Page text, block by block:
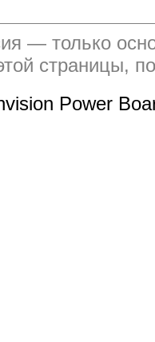
— только
страницы,
Power